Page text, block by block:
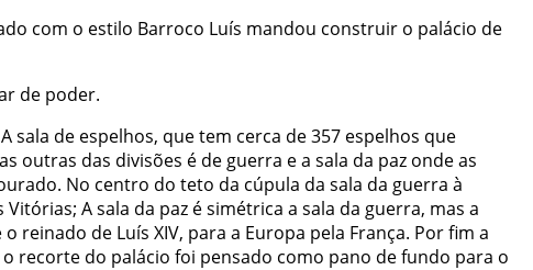
com o estilo Barroco Luís mandou construir o palácio de
de poder.
Asala de espelhos, quetem cerca de357 espelhos que
outras das divisões é de guerra ea sala da paz ondeas
. No centro do teto da cúpula da sala da guerra à
Vitórias; Asala da paz ésimétrica a sala da guerra, mas a
o reinado de Luís XIV, para a Europa pela França. Porfim a
o recorte do palácio foi pensado como pano defundo para o